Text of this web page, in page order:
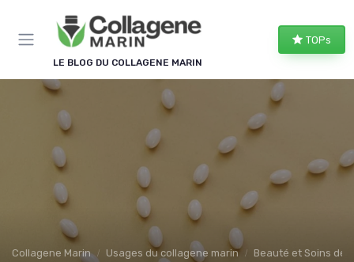
LE BLOG DU COLLAGENE MARIN
TOPs
Collagene Marin Usages du collagene marin Beauté et Soins de